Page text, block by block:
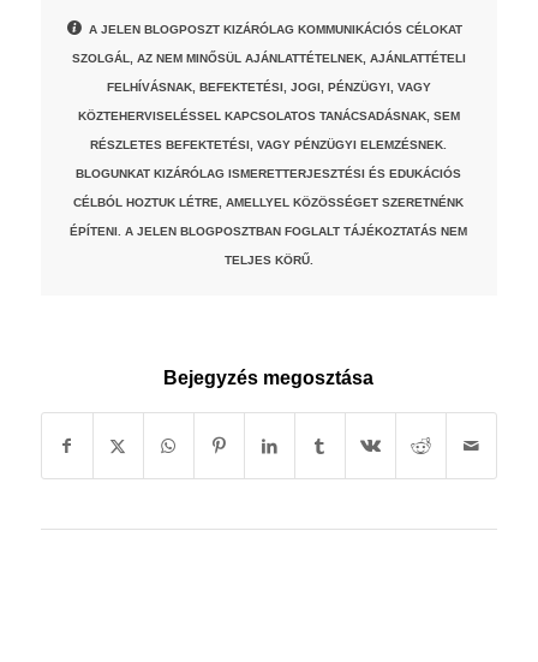
A JELEN BLOGPOSZT KIZÁRÓLAG KOMMUNIKÁCIÓS CÉLOKAT
SZOLGÁL, AZ NEM MINŐSÜL AJÁNLATTÉTELNEK, AJÁNLATTÉTELI
FELHÍVÁSNAK, BEFEKTETÉSI, JOGI, PÉNZÜGYI, VAGY
KÖZTEHERVISELÉSSEL KAPCSOLATOS TANÁCSADÁSNAK, SEM
RÉSZLETES BEFEKTETÉSI, VAGY PÉNZÜGYI ELEMZÉSNEK.
BLOGUNKAT KIZÁRÓLAG ISMERETTERJESZTÉSI ÉS EDUKÁCIÓS
CÉLBÓL HOZTUK LÉTRE, AMELLYEL KÖZÖSSÉGET SZERETNÉNK
ÉPÍTENI. A JELEN BLOGPOSZTBAN FOGLALT TÁJÉKOZTATÁS NEM
TELJES KÖRŰ.
Bejegyzés megosztása